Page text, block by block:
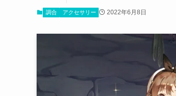
調合 アクセサリー 2022年6月8日